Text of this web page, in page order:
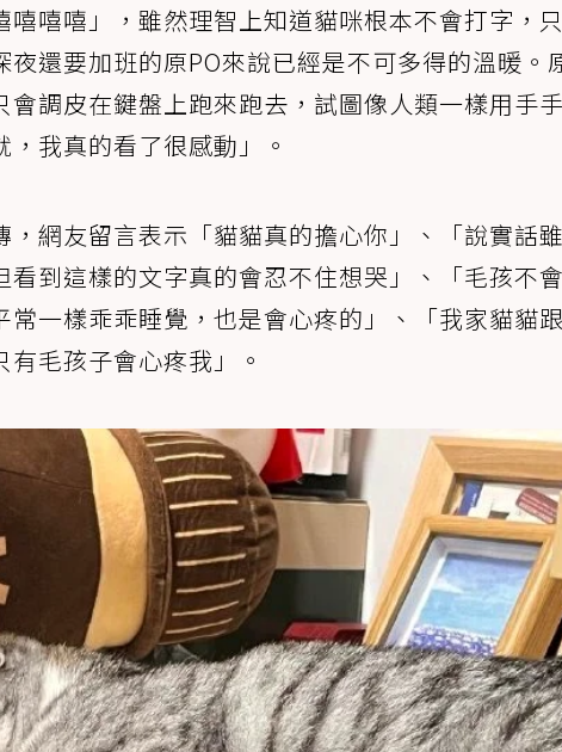
嘻嘻嘻」，雖然理智上知道貓咪根本不會打字，
還要加班的原PO來說已經是不可多得的溫暖。
會調皮在鍵盤上跑來跑去，試圖像人類一樣用手
我真的看了很感動」。
，網友留言表示「貓貓真的擔心你」、「說實話
看到這樣的文字真的會忍不住想哭」、「毛孩不
一樣乖乖睡覺，也是會心疼的」、「我家貓貓
毛孩子會心疼我」。